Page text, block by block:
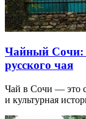
Чайный Сочи:
русского чая
Чай в Сочи — это
и культурная